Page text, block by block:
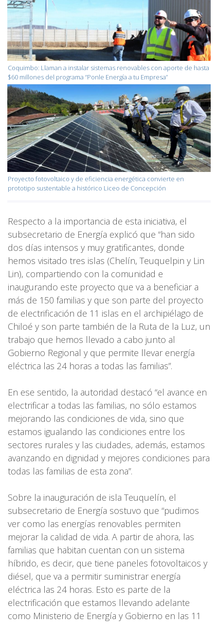
Coquimbo: Llaman a instalar sistemas renovables con aporte de hasta
$60 millones del programa “Ponle Energía a tu Empresa”
Proyecto fotovoltaico y de eficiencia energética convierte en
prototipo sustentable a histórico Liceo de Concepción
Respecto a la importancia de esta iniciativa, el
subsecretario de Energía explicó que “han sido
dos días intensos y muy gratificantes, donde
hemos visitado tres islas (Chelín, Teuquelpin y Lin
Lin), compartiendo con la comunidad e
inaugurando este proyecto que va a beneficiar a
más de 150 familias y que son parte del proyecto
de electrificación de 11 islas en el archipiélago de
Chiloé y son parte también de la Ruta de la Luz, un
trabajo que hemos llevado a cabo junto al
Gobierno Regional y que permite llevar energía
eléctrica las 24 horas a todas las familias”.
En ese sentido, la autoridad destacó “el avance en
electrificar a todas las familias, no sólo estamos
mejorando las condiciones de vida, sino que
estamos igualando las condiciones entre los
sectores rurales y las ciudades, además, estamos
avanzando en dignidad y mejores condiciones para
todas las familias de esta zona”.
Sobre la inauguración de isla Teuquelín, el
subsecretario de Energía sostuvo que “pudimos
ver como las energías renovables permiten
mejorar la calidad de vida. A partir de ahora, las
familias que habitan cuentan con un sistema
híbrido, es decir, que tiene paneles fotovoltaicos y
diésel, que va a permitir suministrar energía
eléctrica las 24 horas. Esto es parte de la
electrificación que estamos llevando adelante
como Ministerio de Energía y Gobierno en las 11